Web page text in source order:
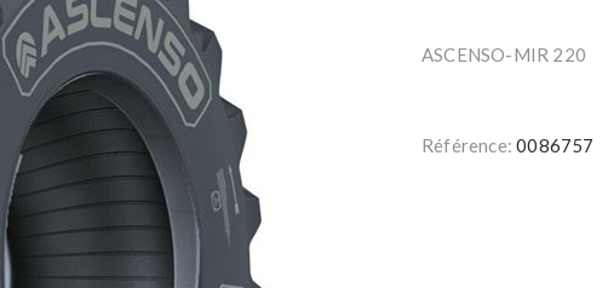
ASCENSO-MIR 220
Référence: 0086757